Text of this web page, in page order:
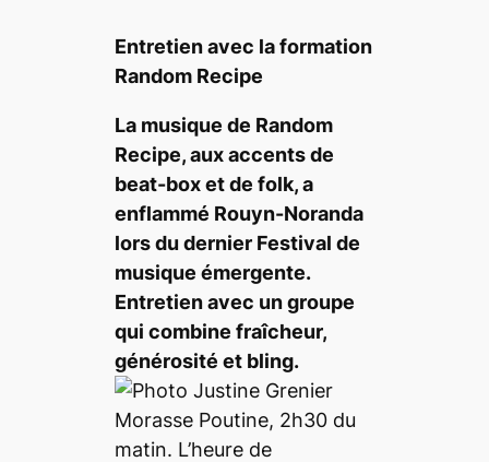
Entretien avec la formation
Random Recipe
La musique de Random
Recipe, aux accents de
beat-box et de folk, a
enflammé Rouyn-Noranda
lors du dernier Festival de
musique émergente.
Entretien avec un groupe
qui combine fraîcheur,
générosité et bling.
Morasse Poutine, 2h30 du
matin. L’heure de